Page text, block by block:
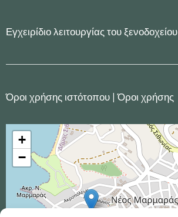
Εγχειρίδιο λειτουργίας του ξενοδοχείου
Όροι χρήσης ιστότοπου |Όροι χρήσης
+
−